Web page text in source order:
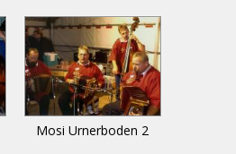
Mosi Urnerboden 2